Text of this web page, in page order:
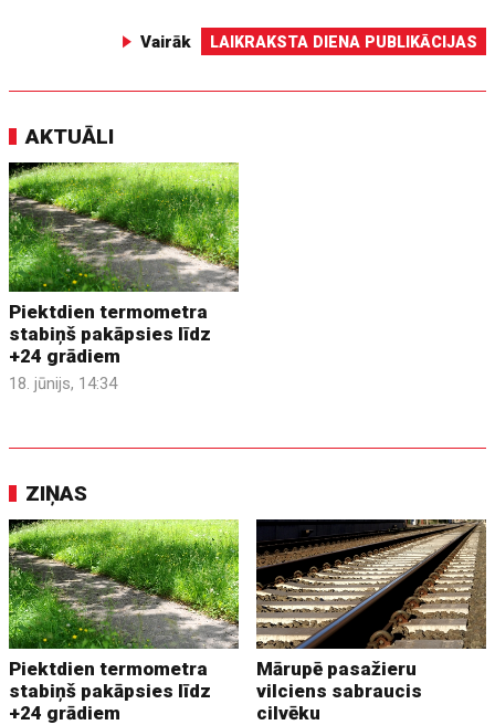
Vairāk LAIKRAKSTA DIENA PUBLIKĀCIJAS
AKTUĀLI
Piektdien termometra
stabiņš pakāpsies līdz
+24 grādiem
18. jūnijs, 14:34
ZIŅAS
Piektdien termometra
stabiņš pakāpsies līdz
+24 grādiem
Mārupē pasažieru
vilciens sabraucis
cilvēku